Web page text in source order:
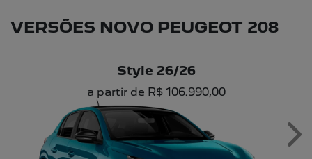
VERSÕES NOVO PEUGEOT 208
Style 26/26
a partir de R$ 106.990,00